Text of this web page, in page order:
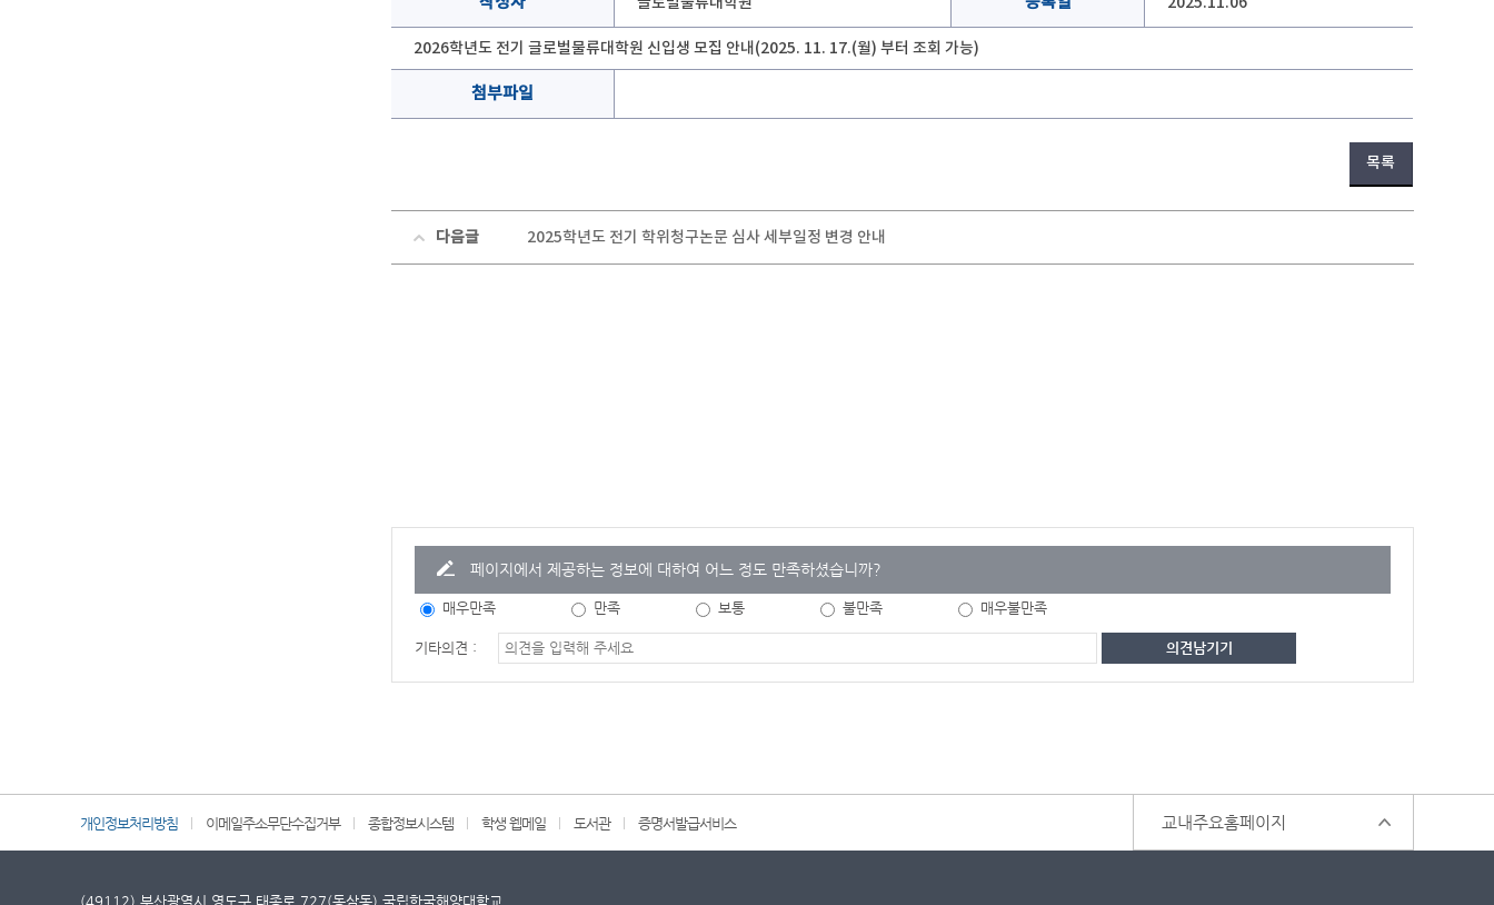
2026학년도 전기 글로벌물류대학원 신입생 모집 안내(2025. 11. 17.(월) 부터 조회 가능)
첨부파일
목록
다음글 2025학년도 전기 학위청구논문 심사 세부일정 변경 안내
페이지에서 제공하는 정보에 대하여 어느 정도 만족하셨습니까?
매우만족 만족 보통 불만족 매우불만족
기타의견 :
개인정보처리방침 이메일주소무단수집거부 종합정보시스템 학생 웹메일 도서관 증명서발급서비스 교내주요홈페이지
(49112) 부산광역시 영도구 태종로 727(동삼동) 국립한국해양대학교